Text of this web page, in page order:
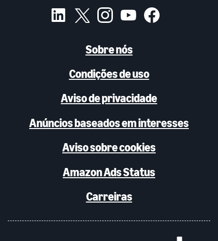
Sobre nós
Condições de uso
Aviso de privacidade
Anúncios baseados em interesses
Aviso sobre cookies
Amazon Ads Status
Carreiras